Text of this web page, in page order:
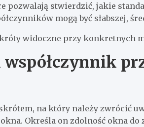
pozwalają stwierdzić, jakie
mogą być słabszej,
widoczne przy konkretnych
na który należy zwrócić
okna. Określa on zdolność okna